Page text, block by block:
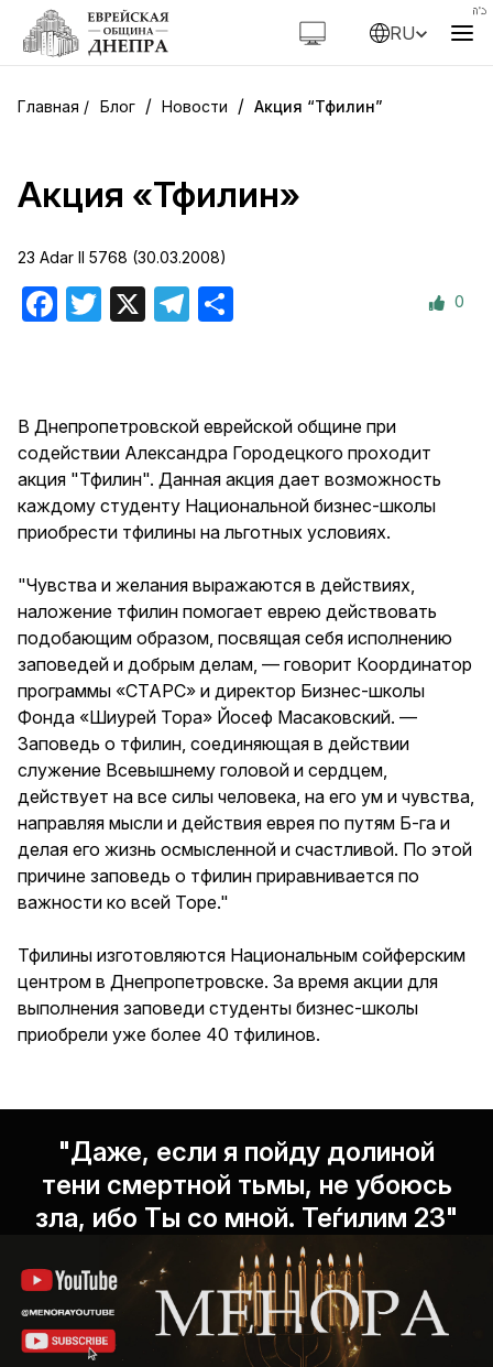
RU
Блог / Новости / Акция “Тфилин”
Акция «Тфилин»
23 Adar II 5768 (30.03.2008)
Facebook
Twitter Telegram 0
В Днепропетровской еврейской общине при
содействии Александра Городецкого проходит
акция "Тфилин". Данная акция дает возможность
каждому студенту Национальной бизнес-школы
приобрести тфилины на льготных условиях.
"Чувства и желания выражаются в действиях,
наложение тфилин помогает еврею действовать
подобающим образом, посвящая себя исполнению
заповедей и добрым делам, — говорит Координатор
программы «СТАРС» и директор Бизнес-школы
Фонда «Шиурей Тора» Йосеф Масаковский. —
Заповедь о тфилин, соединяющая в действии
служение Всевышнему головой и сердцем,
действует на все силы человека, на его ум и чувства,
направляя мысли и действия еврея по путям Б-га и
делая его жизнь осмысленной и счастливой. По этой
причине заповедь о тфилин приравнивается по
важности ко всей Торе."
Тфилины изготовляются Национальным сойферским
центром в Днепропетровске. За время акции для
выполнения заповеди студенты бизнес-школы
приобрели уже более 40 тфилинов.
"Даже, если я пойду долиной
тени смертной тьмы, не убоюсь
зла, ибо Ты со мной. Теѓилим 23"